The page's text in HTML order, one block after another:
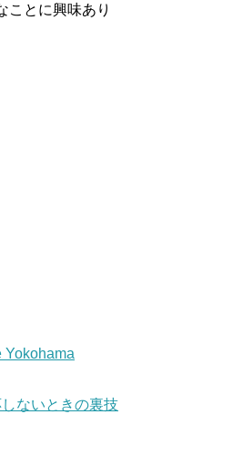
ことに興味あり
Yokohama
ないときの裏技